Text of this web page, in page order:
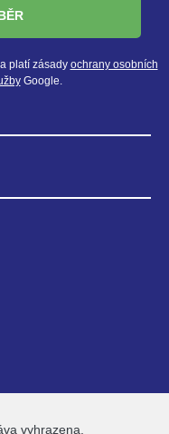
platí zásady ochrany osobních
Google.
vyhrazena.